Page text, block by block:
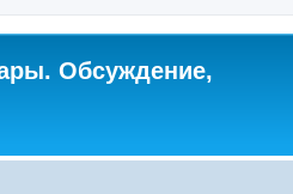
Обсуждение,